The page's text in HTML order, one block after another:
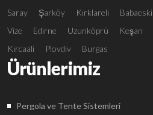
Saray
Şarköy Kırklareli Babaeski
Vize
Edirne Uzunköprü Keşan
Kırcaali
Plovdiv Burgas
Ürünlerimiz
Pergola ve Tente Sistemleri